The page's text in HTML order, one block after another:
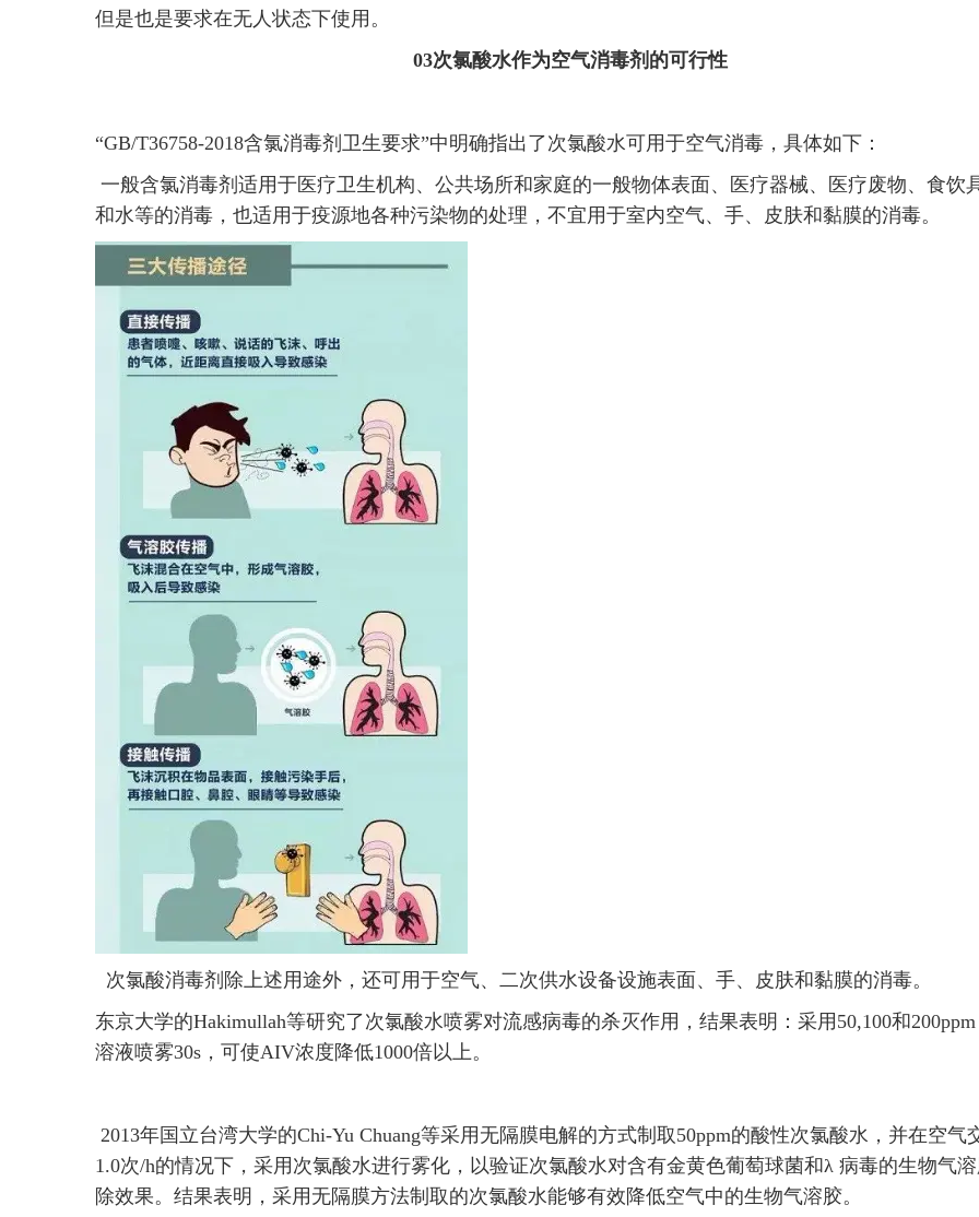
但是也是要求在无人状态下使用。
03次氯酸水作为空气消毒剂的可行性
“GB/T36758-2018含氯消毒剂卫生要求”中明确指出了次氯酸水可用于空气消毒，具体如下：
一般含氯消毒剂适用于医疗卫生机构、公共场所和家庭的一般物体表面、医疗器械、医疗废物、食饮
和水等的消毒，也适用于疫源地各种污染物的处理，不宜用于室内空气、手、皮肤和黏膜的消毒。
次氯酸消毒剂除上述用途外，还可用于空气、二次供水设备设施表面、手、皮肤和黏膜的消毒。
东京大学的Hakimullah等研究了次氯酸水喷雾对流感病毒的杀灭作用，结果表明：采用50,100和
溶液喷雾30s，可使AIV浓度降低1000倍以上。
2013年国立台湾大学的Chi-Yu Chuang等采用无隔膜电解的方式制取50ppm的酸性次氯酸水，并在空气
1.0次/h的情况下，采用次氯酸水进行雾化，以验证次氯酸水对含有金黄色葡萄球菌和λ 病毒的生物气
除效果。结果表明，采用无隔膜方法制取的次氯酸水能够有效降低空气中的生物气溶胶。